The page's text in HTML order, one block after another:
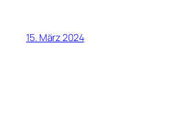
15. März 2024